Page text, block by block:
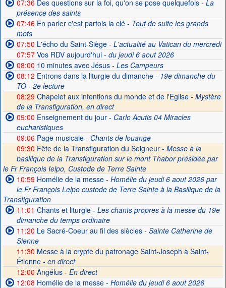
07:36Des questions sur la foi, qu'on se pose quelquefois- La
présence des saints
07:46En parler c'est parfois la clé- Tout de suite les grands
mots
07:50 L'écho du Saint-Siège- L'actualité au Vatican du mercredi
07:57Vos RDV aujourd'hui- du jeudi 6 aout 2026
08:00 10 minutes avec Jésus- Les Campeurs
08:12 Entrons dans la liturgie du dimanche- 19e dimanche du
TO - 2e lecture
08:29 Chapelet aux intentions du monde et de l'Eglise - Mystère
de la Transfiguration, en direct
09:00 Enseignement du jour- Carlo Acutis 04 Miracles
eucharistiques
09:06Page musicale- Chants de louange
09:30 Fête de la Transfiguration du Seigneur - Messe à la
basilique de la Transfiguration sur le mont Thabor présidée par
le Fr François Ielpo, Custode de Terre Sainte
10:59Homélie de la messe- Homélie du jeudi 6 aout 2026 par
le Fr François Lelpo custode de Terre Sainte à la Basilique de la
Transfiguration
11:01 Chants et liturgie- Les chants propres à la messe du 19e
dimanche du temps ordinaire
11:20 Le Sacré-Coeur au fil des siècles- Sainte Catherine de
Sienne
11:30 Messe à la crypte du patronage Saint-Joseph à Saint-
Étienne - en direct
12:00 Angélus - En direct
12:08 Homélie de la messe- Homélie du jeudi 6 aout 2026